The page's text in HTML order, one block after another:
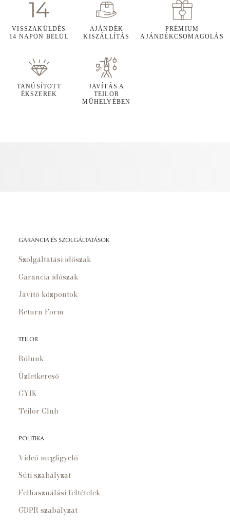
VISSZAKÜLDÉS
14 NAPON BELÜL
AJÁNDÉK
KISZÁLLÍTÁS
PRÉMIUM
AJÁNDÉKCSOMAGOLÁS
TANÚSÍTOTT
ÉKSZEREK
JAVÍTÁS A
TEILOR
MŰHELYÉBEN
GARANCIA ÉS SZOLGÁLTATÁSOK
Szolgáltatási időszak
Garancia időszak
Javító központok
Return Form
TEILOR
Rólunk
Üzletkereső
GYIK
Teilor Club
POLITIKA
Videó megfigyelő
Süti szabályzat
Felhasználási feltételek
GDPR szabályzat